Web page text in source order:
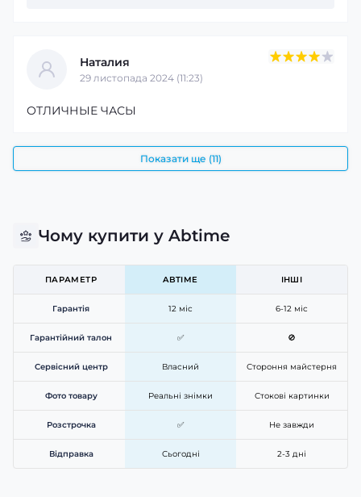
Наталия
29 листопада 2024 (11:23)
ОТЛИЧНЫЕ ЧАСЫ
Показати ще (11)
Чому купити у Abtime
ПАРАМЕТР ABTIME ІНШІ
Гарантія 12 міс 6-12 міс
Гарантійний талон ✅ 🚫
Сервісний центр Власний Стороння майстерня
Фото товару Реальні знімки Стокові картинки
Розстрочка ✅ Не завжди
Відправка Сьогодні 2-3 дні